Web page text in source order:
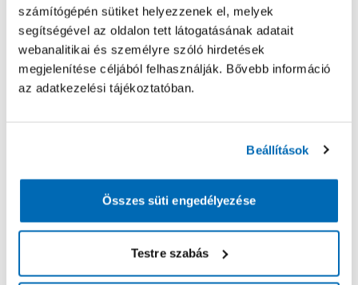
számítógépén sütiket helyezzenek el, melyek
segítségével az oldalon tett látogatásának adatait
webanalitikai és személyre szóló hirdetések
megjelenítése céljából felhasználják. Bővebb információ
az adatkezelési tájékoztatóban.
Beállítások
Összes süti engedélyezése
Testre szabás